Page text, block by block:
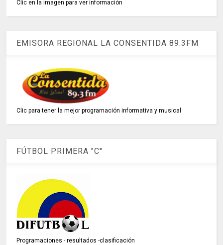
Clic en la imagen para ver información
EMISORA REGIONAL LA CONSENTIDA 89.3FM
Clic para tener la mejor programación informativa y musical
FÚTBOL PRIMERA "C"
Programaciones - resultados -clasificación